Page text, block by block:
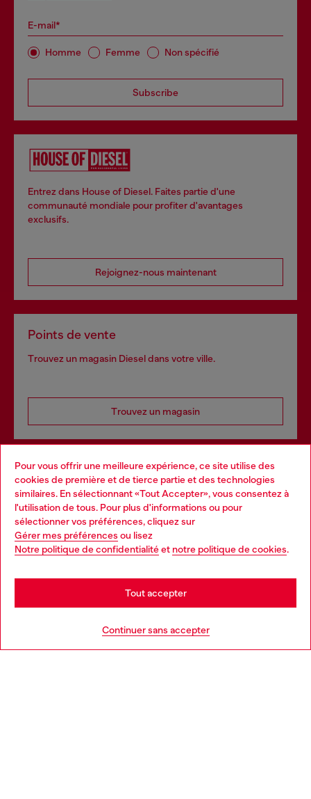
Pour vous offrir une meilleure expérience, ce site utilise des
cookies de première et de tierce partie et des technologies
similaires. En sélectionnant «Tout Accepter», vous consentez à
l'utilisation de tous. Pour plus d'informations ou pour
sélectionner vos préférences, cliquez sur
Gérer mes préférences ou lisez
Notre politique de confidentialitéet notre politique de cookies.
Continuer sans accepter
Tout accepter
E-mail*
Homme Femme Non spécifié
Subscribe
Entrez dans House of Diesel. Faites partie d'une
communauté mondiale pour profiter d'avantages
exclusifs.
Rejoignez-nous maintenant
Points de vente
Trouvez un magasin Diesel dans votre ville.
Trouvez un magasin
Services omnicanaux
Découvrez tous nos services, en ligne et en magasin.
En savoir plus
Choose your location
You are currently browsing France website, but it seems you
may be based in United States